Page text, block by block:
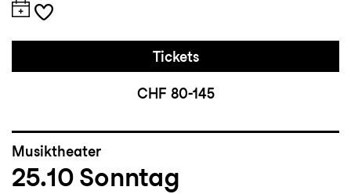
Tickets
CHF 80-145
Musiktheater
25.10 Sonntag